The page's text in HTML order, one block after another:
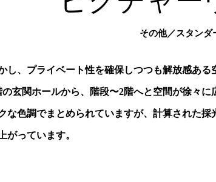
その他／スタンダ
し、プライベート性を確保しつつも解放感あ
の玄関ホールから、階段〜2階へと空間が徐々
な色調でまとめられていますが、計算された
がっています。